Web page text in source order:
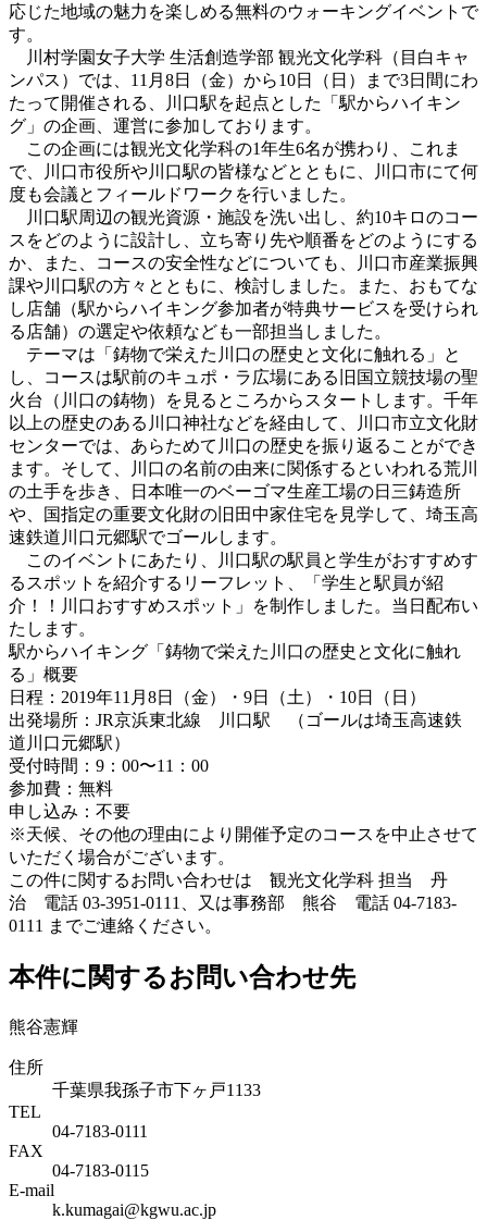
応じた地域の魅力を楽しめる無料のウォーキングイベントで
す。
川村学園女子大学 生活創造学部 観光文化学科（目白キャ
ンパス）では、11月8日（金）から10日（日）まで3日間にわ
たって開催される、川口駅を起点とした「駅からハイキン
グ」の企画、運営に参加しております。
この企画には観光文化学科の1年生6名が携わり、これま
で、川口市役所や川口駅の皆様などとともに、川口市にて何
度も会議とフィールドワークを行いました。
川口駅周辺の観光資源・施設を洗い出し、約10キロのコー
スをどのように設計し、立ち寄り先や順番をどのようにする
か、また、コースの安全性などについても、川口市産業振興
課や川口駅の方々とともに、検討しました。また、おもてな
し店舗（駅からハイキング参加者が特典サービスを受けられ
る店舗）の選定や依頼なども一部担当しました。
テーマは「鋳物で栄えた川口の歴史と文化に触れる」と
し、コースは駅前のキュポ・ラ広場にある旧国立競技場の聖
火台（川口の鋳物）を見るところからスタートします。千年
以上の歴史のある川口神社などを経由して、川口市立文化財
センターでは、あらためて川口の歴史を振り返ることができ
ます。そして、川口の名前の由来に関係するといわれる荒川
の土手を歩き、日本唯一のベーゴマ生産工場の日三鋳造所
や、国指定の重要文化財の旧田中家住宅を見学して、埼玉高
速鉄道川口元郷駅でゴールします。
このイベントにあたり、川口駅の駅員と学生がおすすめす
るスポットを紹介するリーフレット、「学生と駅員が紹
介！！川口おすすめスポット」を制作しました。当日配布い
たします。
駅からハイキング「鋳物で栄えた川口の歴史と文化に触れ
る」概要
日程：2019年11月8日（金）・9日（土）・10日（日）
出発場所：JR京浜東北線 川口駅 （ゴールは埼玉高速鉄
道川口元郷駅）
受付時間：9：00〜11：00
参加費：無料
申し込み：不要
※天候、その他の理由により開催予定のコースを中止させて
いただく場合がございます。
この件に関するお問い合わせは 観光文化学科 担当 丹
治 電話 03-3951-0111、又は事務部 熊谷 電話 04-7183-
0111 までご連絡ください。
本件に関するお問い合わせ先
熊谷憲輝
住所
千葉県我孫子市下ヶ戸1133
TEL
04-7183-0111
FAX
04-7183-0115
E-mail
k.kumagai@kgwu.ac.jp